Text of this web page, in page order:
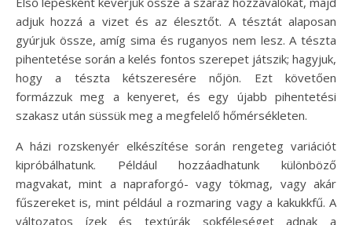
adjuk hozzá a vizet és az élesztőt. A tésztát alaposan
gyúrjuk össze, amíg sima és ruganyos nem lesz. A tészta
pihentetése során a kelés fontos szerepet játszik; hagyjuk,
hogy a tészta kétszeresére nőjön. Ezt követően
formázzuk meg a kenyeret, és egy újabb pihentetési
szakasz után süssük meg a megfelelő hőmérsékleten.
A házi rozskenyér elkészítése során rengeteg variációt
kipróbálhatunk. Például hozzáadhatunk különböző
magvakat, mint a napraforgó- vagy tökmag, vagy akár
fűszereket is, mint például a rozmaring vagy a kakukkfű. A
változatos ízek és textúrák sokféleséget adnak a